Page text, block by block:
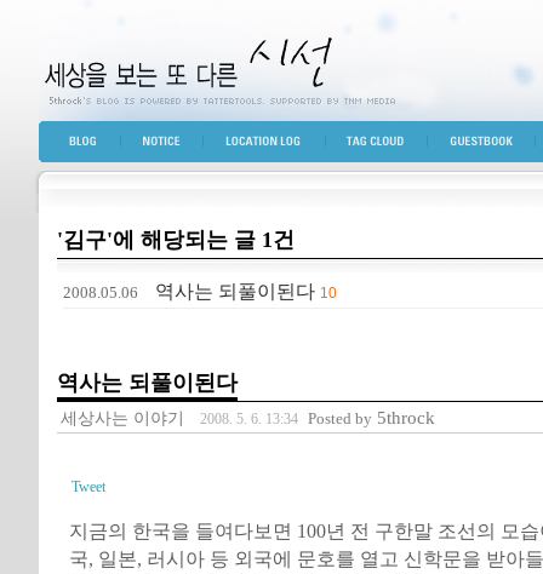
세상을 보는 또 다른 시선
BLOG TOP NOTICE LOCATION LOG TAG CLOUD GUESTBOOK
'김구'에 해당되는 글 1건
2008.05.06 역사는 되풀이된다 10
역사는 되풀이된다
세상사는 이야기 2008. 5. 6. 13:34 Posted by 5throck
Tweet
지금의 한국을 들여다보면 100년 전 구한말 조선의 모
국, 일본, 러시아 등 외국에 문호를 열고 신학문을 받아